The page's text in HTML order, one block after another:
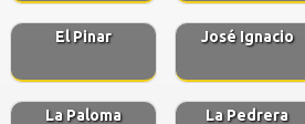
El Pinar José Ignacio
La Paloma La Pedrera